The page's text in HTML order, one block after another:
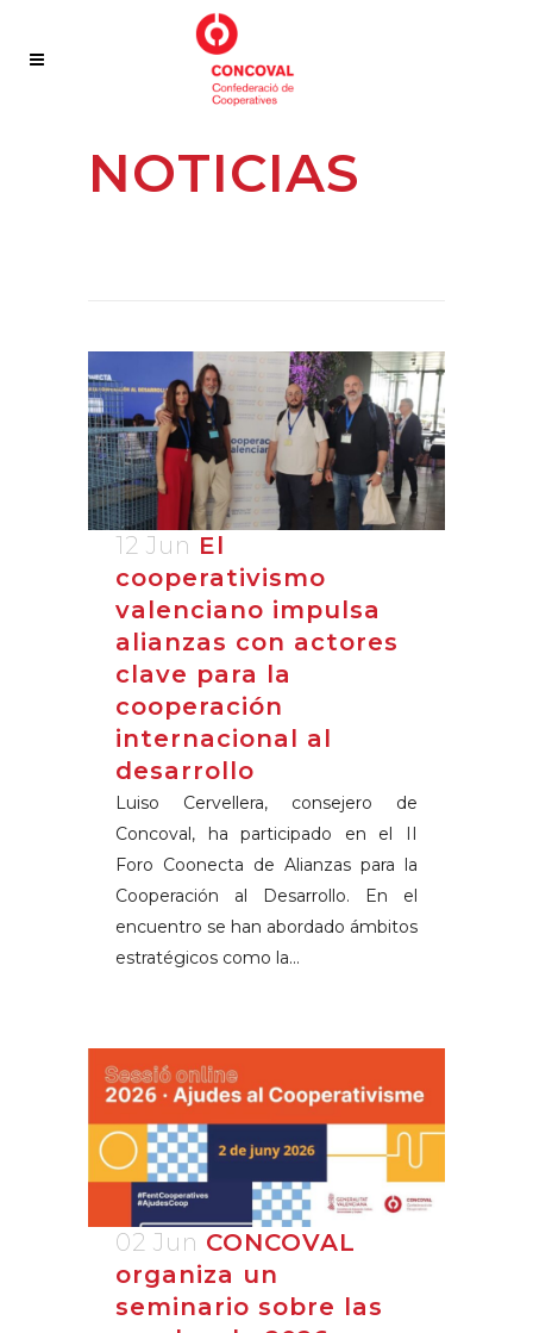
NOTICIAS
12 Jun El
cooperativismo
valenciano impulsa
alianzas con actores
clave para la
cooperación
internacional al
desarrollo
Luiso Cervellera, consejero de
Concoval, ha participado en el II
Foro Coonecta de Alianzas para la
Cooperación al Desarrollo. En el
encuentro se han abordado ámbitos
estratégicos como la...
02 Jun CONCOVAL
organiza un
seminario sobre las